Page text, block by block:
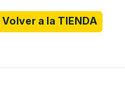
Volver a la TIENDA